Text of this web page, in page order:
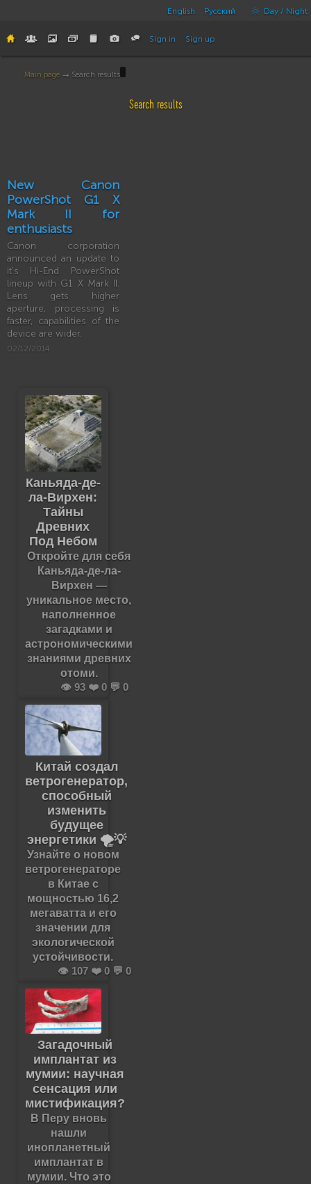
English Русский Day / Night
Sign in Sign up
Main page → Search results
Search results
New Canon
PowerShot G1 X
Mark II for
enthusiasts
Canon corporation
announced an update to
it's Hi-End PowerShot
lineup with G1 X Mark II.
Lens gets higher
aperture, processing is
faster, capabilities of the
device are wider.
02/12/2014
Каньяда-де-
ла-Вирхен:
Тайны
Древних
Под Небом
Откройте для себя
Каньяда-де-ла-
Вирхен —
уникальное место,
наполненное
загадками и
астрономическими
знаниями древних
отоми.
👁️ 93 ❤️ 0 💬 0
Китай создал
ветрогенератор,
способный
изменить
будущее
энергетики 🌪️💡
Узнайте о новом
ветрогенераторе
в Китае с
мощностью 16,2
мегаватта и его
значении для
экологической
устойчивости.
👁️ 107 ❤️ 0 💬 0
Загадочный
имплантат из
мумии: научная
сенсация или
мистификация?
В Перу вновь
нашли
инопланетный
имплантат в
мумии. Что это